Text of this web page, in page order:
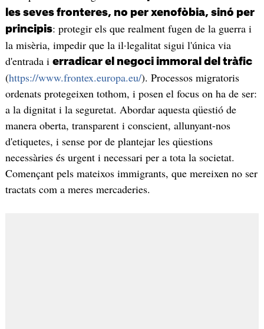
les seves fronteres, no per xenofòbia, sinó per
principis: protegir els que realment fugen de la guerra i
la misèria, impedir que la il·legalitat sigui l'única via
d'entrada i erradicar el negoci immoral del tràfic
(https://www.frontex.europa.eu/). Processos migratoris
ordenats protegeixen tothom, i posen el focus on ha de ser:
a la dignitat i la seguretat. Abordar aquesta qüestió de
manera oberta, transparent i conscient, allunyant-nos
d'etiquetes, i sense por de plantejar les qüestions
necessàries és urgent i necessari per a tota la societat.
Començant pels mateixos immigrants, que mereixen no ser
tractats com a meres mercaderies.